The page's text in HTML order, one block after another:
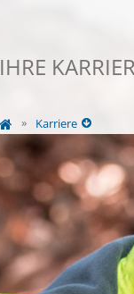
IHRE
Karriere